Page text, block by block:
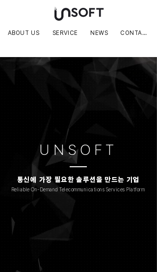
ABOUT US SERVICE NEWS CONTACT
UNSOFT
통신에 가장 필요한 솔루션을 만드는 기업
Reliable On-Demand Telecommunications Services Platform